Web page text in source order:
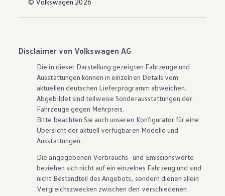
© Volkswagen 2026
Disclaimer von Volkswagen AG
Die in dieser Darstellung gezeigten Fahrzeuge und
Ausstattungen können in einzelnen Details vom
aktuellen deutschen Lieferprogramm abweichen.
Abgebildet sind teilweise Sonderausstattungen der
Fahrzeuge gegen Mehrpreis.
Bitte beachten Sie auch unseren Konfigurator für eine
Übersicht der aktuell verfügbaren Modelle und
Ausstattungen.
Die angegebenen Verbrauchs- und Emissionswerte
beziehen sich nicht auf ein einzelnes Fahrzeug und sind
nicht Bestandteil des Angebots, sondern dienen allein
Vergleichszwecken zwischen den verschiedenen